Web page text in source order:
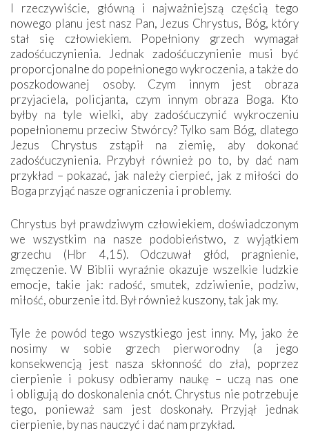
I rzeczywiście, główną i najważniejszą częścią tego
nowego planu jest nasz Pan, Jezus Chrystus, Bóg, który
stał się człowiekiem. Popełniony grzech wymagał
zadośćuczynienia. Jednak zadośćuczynienie musi być
proporcjonalne do popełnionego wykroczenia, a także do
poszkodowanej osoby. Czym innym jest obraza
przyjaciela, policjanta, czym innym obraza Boga. Kto
byłby na tyle wielki, aby zadośćuczynić wykroczeniu
popełnionemu przeciw Stwórcy? Tylko sam Bóg, dlatego
Jezus Chrystus zstąpił na ziemię, aby dokonać
zadośćuczynienia. Przybył również po to, by dać nam
przykład – pokazać, jak należy cierpieć, jak z miłości do
Boga przyjąć nasze ograniczenia i problemy.
Chrystus był prawdziwym człowiekiem, doświadczonym
we wszystkim na nasze podobieństwo, z wyjątkiem
grzechu (Hbr 4,15). Odczuwał głód, pragnienie,
zmęczenie. W Biblii wyraźnie okazuje wszelkie ludzkie
emocje, takie jak: radość, smutek, zdziwienie, podziw,
miłość, oburzenie itd. Był również kuszony, tak jak my.
Tyle że powód tego wszystkiego jest inny. My, jako że
nosimy w sobie grzech pierworodny (a jego
konsekwencją jest nasza skłonność do zła), poprzez
cierpienie i pokusy odbieramy naukę – uczą nas one
i obligują do doskonalenia cnót. Chrystus nie potrzebuje
tego, ponieważ sam jest doskonały. Przyjął jednak
cierpienie, by nas nauczyć i dać nam przykład.